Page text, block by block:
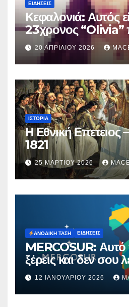
ΕΙΔΉΣΕΙΣ
Κεφαλονιά: Αυτός
23χρονος “Olivia”
κατηγορείται για
Μυρτούς
20 ΑΠΡΙΛΊΟΥ 2026
ΙΣΤΟΡΊΑ
Η Εθνική Επετειος
1821
25 ΜΑΡΤΊΟΥ 2026
ΑΝΟΔΙΚΉ ΤΆΣΗ ΕΙΔΉΣΕΙΣ
MERCOSUR: Αυτό
ξέρεις και δεν σου
12 ΙΑΝΟΥΑΡΊΟΥ 2026